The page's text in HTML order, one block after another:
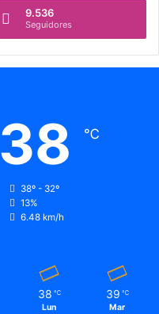
9.536
Seguidores
38 ℃
38º - 32º
13%
6.48 km/h
38 ℃
Lun
39 ℃
Mar